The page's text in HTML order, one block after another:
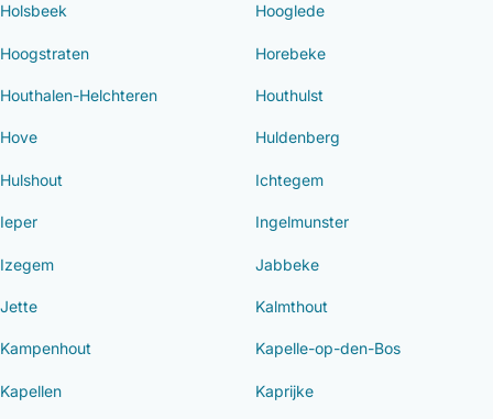
Holsbeek Hooglede
Hoogstraten Horebeke
Houthalen-Helchteren Houthulst
Hove Huldenberg
Hulshout Ichtegem
Ieper Ingelmunster
Izegem Jabbeke
Jette Kalmthout
Kampenhout Kapelle-op-den-Bos
Kapellen Kaprijke